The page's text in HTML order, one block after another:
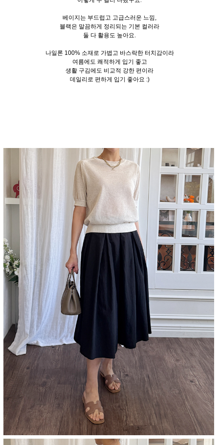
베이지는 부드럽고 고급스러운 느낌,
블랙은 말끔하게 정리되는 기본 컬러라
둘 다 활용도 높아요.
나일론 100% 소재로 가볍고 바스락한 터치감이라
여름에도 쾌적하게 입기 좋고
생활 구김에도 비교적 강한 편이라
데일리로 편하게 입기 좋아요 :)